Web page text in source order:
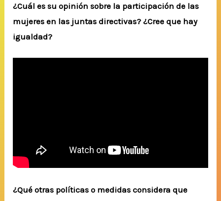
¿Cuál es su opinión sobre la participación de las
mujeres en las juntas directivas? ¿Cree que hay
igualdad?
¿Qué otras políticas o medidas considera que